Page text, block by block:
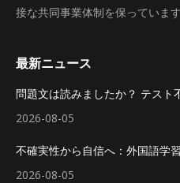
接な共同事業体制を保っています
最新ニュース
問題文は読みましたか？ テスト
2026-08-05
不確実性から自信へ：外国語学
2026-08-05